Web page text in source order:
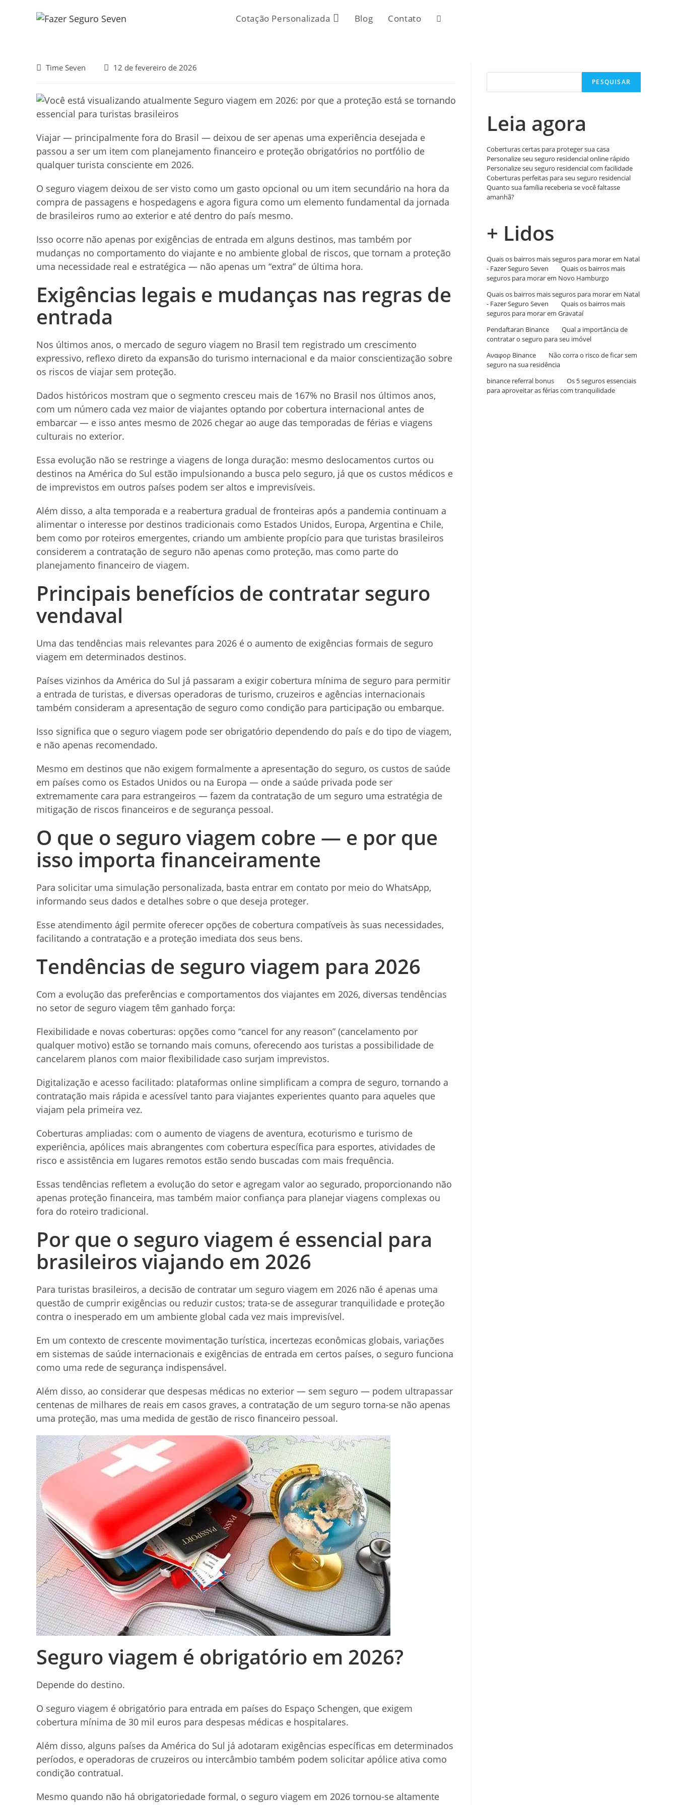
Cotação Personalizada Blog Contato Alternar
AutorTime Seven
Post12 de fevereiro de 2026
Viajar — principalmente fora do Brasil — deixou de ser apenas uma experiência desejada e
passou a ser um item com planejamento financeiro e proteção obrigatórios no portfólio de
qualquer turista consciente em 2026.
O seguro viagem deixou de ser visto como um gasto opcional ou um item secundário na hora da
compra de passagens e hospedagens e agora figura como um elemento fundamental da jornada
de brasileiros rumo ao exterior e até dentro do país mesmo.
Isso ocorre não apenas por exigências de entrada em alguns destinos, mas também por
mudanças no comportamento do viajante e no ambiente global de riscos, que tornam a proteção
uma necessidade real e estratégica — não apenas um “extra” de última hora.
Exigências legais e mudanças nas regras de
entrada
Nos últimos anos, o mercado de seguro viagem no Brasil tem registrado um crescimento
expressivo, reflexo direto da expansão do turismo internacional e da maior conscientização sobre
os riscos de viajar sem proteção.
Dados históricos mostram que o segmento cresceu mais de 167% no Brasil nos últimos anos,
com um número cada vez maior de viajantes optando por cobertura internacional antes de
embarcar — e isso antes mesmo de 2026 chegar ao auge das temporadas de férias e viagens
culturais no exterior.
Essa evolução não se restringe a viagens de longa duração: mesmo deslocamentos curtos ou
destinos na América do Sul estão impulsionando a busca pelo seguro, já que os custos médicos e
de imprevistos em outros países podem ser altos e imprevisíveis.
Além disso, a alta temporada e a reabertura gradual de fronteiras após a pandemia continuam a
alimentar o interesse por destinos tradicionais como Estados Unidos, Europa, Argentina e Chile,
bem como por roteiros emergentes, criando um ambiente propício para que turistas brasileiros
considerem a contratação de seguro não apenas como proteção, mas como parte do
planejamento financeiro de viagem.
Principais benefícios de contratar seguro
vendaval
Uma das tendências mais relevantes para 2026 é o aumento de exigências formais de seguro
viagem em determinados destinos.
Países vizinhos da América do Sul já passaram a exigir cobertura mínima de seguro para permitir
a entrada de turistas, e diversas operadoras de turismo, cruzeiros e agências internacionais
também consideram a apresentação de seguro como condição para participação ou embarque.
Isso significa que o seguro viagem pode ser obrigatório dependendo do país e do tipo de viagem,
e não apenas recomendado.
Mesmo em destinos que não exigem formalmente a apresentação do seguro, os custos de saúde
em países como os Estados Unidos ou na Europa — onde a saúde privada pode ser
extremamente cara para estrangeiros — fazem da contratação de um seguro uma estratégia de
mitigação de riscos financeiros e de segurança pessoal.
O que o seguro viagem cobre — e por que
isso importa financeiramente
Para solicitar uma simulação personalizada, basta entrar em contato por meio do WhatsApp,
informando seus dados e detalhes sobre o que deseja proteger.
Esse atendimento ágil permite oferecer opções de cobertura compatíveis às suas necessidades,
facilitando a contratação e a proteção imediata dos seus bens.
Tendências de seguro viagem para 2026
Com a evolução das preferências e comportamentos dos viajantes em 2026, diversas tendências
no setor de seguro viagem têm ganhado força:
Flexibilidade e novas coberturas: opções como “cancel for any reason” (cancelamento por
qualquer motivo) estão se tornando mais comuns, oferecendo aos turistas a possibilidade de
cancelarem planos com maior flexibilidade caso surjam imprevistos.
Digitalização e acesso facilitado: plataformas online simplificam a compra de seguro, tornando a
contratação mais rápida e acessível tanto para viajantes experientes quanto para aqueles que
viajam pela primeira vez.
Coberturas ampliadas: com o aumento de viagens de aventura, ecoturismo e turismo de
experiência, apólices mais abrangentes com cobertura específica para esportes, atividades de
risco e assistência em lugares remotos estão sendo buscadas com mais frequência.
Essas tendências refletem a evolução do setor e agregam valor ao segurado, proporcionando não
apenas proteção financeira, mas também maior confiança para planejar viagens complexas ou
fora do roteiro tradicional.
Por que o seguro viagem é essencial para
brasileiros viajando em 2026
Para turistas brasileiros, a decisão de contratar um seguro viagem em 2026 não é apenas uma
questão de cumprir exigências ou reduzir custos; trata-se de assegurar tranquilidade e proteção
contra o inesperado em um ambiente global cada vez mais imprevisível.
Em um contexto de crescente movimentação turística, incertezas econômicas globais, variações
em sistemas de saúde internacionais e exigências de entrada em certos países, o seguro funciona
como uma rede de segurança indispensável.
Além disso, ao considerar que despesas médicas no exterior — sem seguro — podem ultrapassar
centenas de milhares de reais em casos graves, a contratação de um seguro torna-se não apenas
uma proteção, mas uma medida de gestão de risco financeiro pessoal.
Seguro viagem é obrigatório em 2026?
Depende do destino.
O seguro viagem é obrigatório para entrada em países do Espaço Schengen, que exigem
cobertura mínima de 30 mil euros para despesas médicas e hospitalares.
Além disso, alguns países da América do Sul já adotaram exigências específicas em determinados
períodos, e operadoras de cruzeiros ou intercâmbio também podem solicitar apólice ativa como
condição contratual.
Mesmo quando não há obrigatoriedade formal, o seguro viagem em 2026 tornou-se altamente
PESQUISAR
Leia agora
Coberturas certas para proteger sua casa
Personalize seu seguro residencial online rápido
Personalize seu seguro residencial com facilidade
Coberturas perfeitas para seu seguro residencial
Quanto sua família receberia se você faltasse
amanhã?
+ Lidos
Quais os bairros mais seguros para morar em Natal
- Fazer Seguro Seven
Quais os bairros mais
seguros para morar em Novo Hamburgo
Quais os bairros mais seguros para morar em Natal
- Fazer Seguro Seven
Quais os bairros mais
seguros para morar em Gravataí
Pendaftaran Binance
Qual a importância de
contratar o seguro para seu imóvel
Αναφορ Binance
Não corra o risco de ficar sem
seguro na sua residência
binance referral bonus
Os 5 seguros essenciais
para aproveitar as férias com tranquilidade